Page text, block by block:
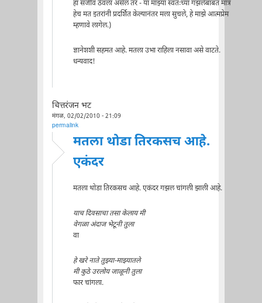
हा सजीव ठेवला असेल तर - या माझ्या स्वतःच्या गझलेबाबत मात्र
हेच मत इतरांनी प्रदर्शित केल्यानंतर मला सुचले, हे माझे आत्मप्रेम
म्हणावे लागेल.)
ज्ञानेशशी सहमत आहे. मतला उभा राहिला नसावा असे वाटते.
धन्यवाद!
चित्तरंजन भट
मंगळ, 02/02/2010 - 21:09
permalink
मतला थोडा तिरकसच आहे.
एकंदर
मतला थोडा तिरकसच आहे. एकंदर गझल चांगली झाली आहे.
याच दिवसाचा तसा केलाय मी
वेगळा अंदाज भेटूनी तुला
वा
हे खरे नाते तुझ्या-माझ्यातले
मी कुठे उरलोय जाळूनी तुला
फार चांगला.